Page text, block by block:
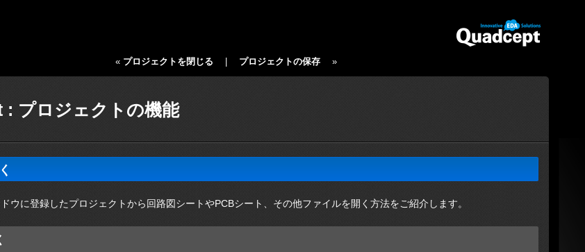
« プロジェクトを閉じる プロジェクトの保存 »
: プロジェクトの機能
ウに登録したプロジェクトから回路図シートやPCBシート、その他ファイルを開く方法をご紹介します。